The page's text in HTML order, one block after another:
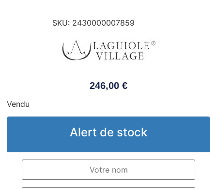
SKU: 2430000007859
246,00 €
Vendu
Alert de stock